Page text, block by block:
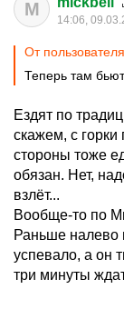
M
14:06,
От пользователя
Теперь там
Ездят по
скажем, с
стороны тоже
обязан. Нет,
взлёт...
Вообще-то по
Раньше налево
успевало, а он
три минуты